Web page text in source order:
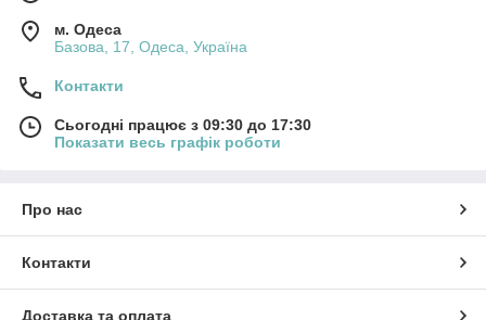
м. Одеса
Базова, 17, Одеса, Україна
Контакти
Сьогодні працює з 09:30 до 17:30
Показати весь графік роботи
Про нас
Контакти
Доставка та оплата